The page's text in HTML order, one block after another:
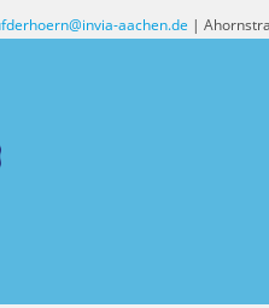
aachen.de |